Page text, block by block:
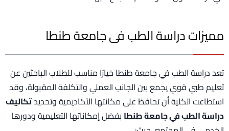
مميزات دراسة الطب فى جامعة طنطا
تعد دراسة الطب في جامعة طنطا خيارًا مناسب للطلاب الباحثين عن
تعليم طبي قوي يجمع بين الجانب العملي والتكلفة المقبولة، وقد
استطاعت الكلية أن تحافظ على مكانتها الأكاديمية وتحديدتكاليف
دراسة الطب في جامعة طنطابفضل إمكاناتها التعليمية ودورها